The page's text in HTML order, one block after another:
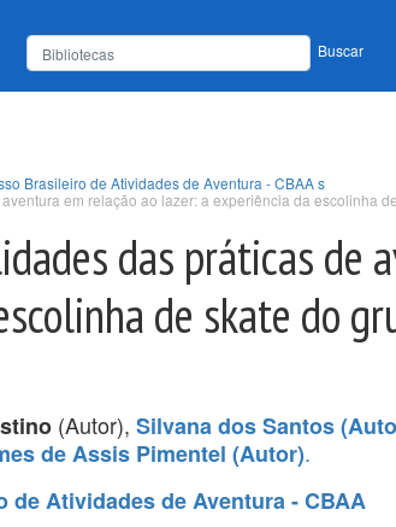
Buscar
Brasileiro de Atividades de Aventura - CBAA s
em relação ao lazer: a experiência da escolinha
das práticas de
de skate do
(Autor), Silvana dos Santos
de Assis Pimentel (Autor).
de Atividades de Aventura - CBAA